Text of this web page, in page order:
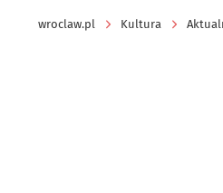
wroclaw.pl Kultura